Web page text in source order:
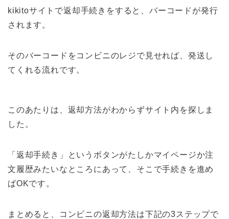
kikitoサイトで返却手続きをすると、バーコードが発行
されます。
そのバーコードをコンビニのレジで見せれば、発送し
てくれる流れです。
このあたりは、返却方法がわからずサイト内を探しま
した。
「返却手続き」というボタンがたしかマイページか注
文履歴みたいなところにあって、そこで手続きを進め
ばOKです。
まとめると、コンビニの返却方法は下記の3ステップで